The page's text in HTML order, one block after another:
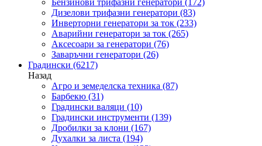
Бензинови трифазни генератори (172)
Дизелови трифазни генератори (83)
Инверторни генератори за ток (233)
Аварийни генератори за ток (265)
Аксесоари за генератори (76)
Заваръчни генератори (26)
Градински (6217)
Назад
Агро и земеделска техника (87)
Барбекю (31)
Градински валяци (10)
Градински инструменти (139)
Дробилки за клони (167)
Духалки за листа (194)